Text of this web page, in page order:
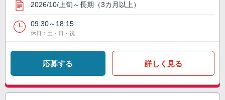
2026/10/上旬～長期（3カ月以上）
09:30～18:15
休日：土・日・祝
応募する 詳しく見る